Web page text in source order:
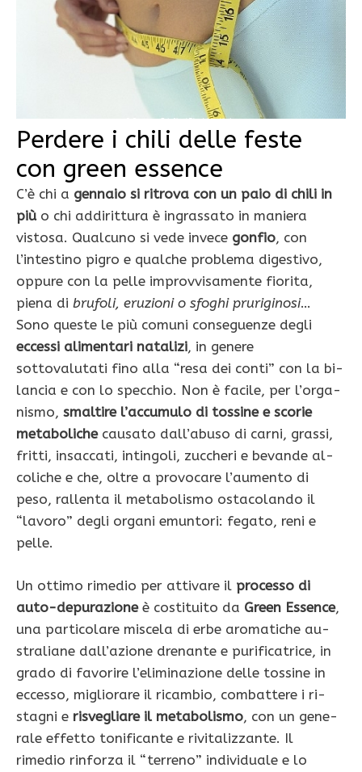
Perdere i chili delle feste
con green essence
C’è chi a gennaio si ritrova con un paio di chili in
piùo chi addirittura è ingrassato in maniera
vistosa. Qualcuno si vede invece gonfio, con
l’intestino pigro e qualche problema digestivo,
oppure con la pelle improvvisamente fiorita,
piena di brufoli, eruzioni o sfoghi pruriginosi…
Sono queste le più comuni conseguenze degli
eccessi alimentari natalizi, in genere
sottovalutati fino alla “resa dei conti” con la bi­
lancia e con lo specchio. Non è facile, per l’orga­
nismo, smaltire l’accumulo di tossine e scorie
metabolichecausato dall’abuso di carni, grassi,
fritti, insaccati, intingoli, zuccheri e bevande al­
coliche e che, oltre a provocare l’aumento di
peso, rallenta il metabolismo ostacolando il
“lavoro” degli organi emuntori: fegato, reni e
pelle.
Un ottimo rimedio per attivare il processo di
auto-depurazioneè costituito da Green Essence,
una particolare miscela di erbe aromatiche au­
straliane dall’azione drenante e purificatrice, in
grado di favorire l’eliminazione delle tossine in
eccesso, migliorare il ricambio, combattere i ri­
stagni e risvegliare il metabolismo, con un gene­
rale effetto tonificante e rivitalizzante. Il
rimedio rinforza il “terreno” individuale e lo